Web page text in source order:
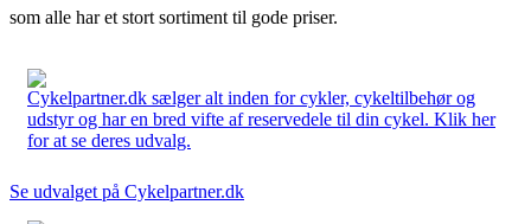
som alle har et stort sortiment til gode priser.
Cykelpartner.dk sælger alt inden for cykler, cykeltilbehør og
udstyr og har en bred vifte af reservedele til din cykel. Klik her
for at se deres udvalg.
Se udvalget på Cykelpartner.dk